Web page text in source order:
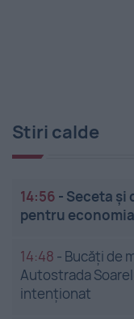
Stiri calde
14:56 - Seceta și
pentru
14:48 - Bucăți de
Autostrada
intenționat